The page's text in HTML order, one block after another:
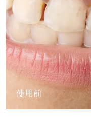
使用前
中國澳門特別行政區
馬來西亞
馬爾他
墨西哥